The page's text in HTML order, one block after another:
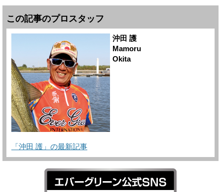
この記事のプロスタッフ
沖田 護
Mamoru
Okita
「沖田 護」の最新記事